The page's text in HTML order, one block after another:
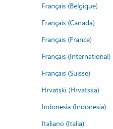
Français (Belgique)
Français (Canada)
Français (France)
Français (International)
Français (Suisse)
Hrvatski (Hrvatska)
Indonesia (Indonesia)
Italiano (Italia)